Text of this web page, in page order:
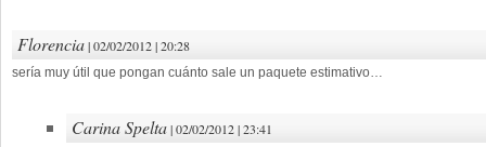
Florencia| 02/02/2012 | 20:28
sería muy útil que pongan cuánto sale un paquete estimativo…
Carina Spelta| 02/02/2012 | 23:41